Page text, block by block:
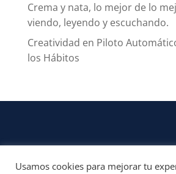
Crema y nata, lo mejor de lo
viendo, leyendo y escuchando.
Creatividad en Piloto
los Hábitos
CONTACTO
Usamos cookies para mejorar tu